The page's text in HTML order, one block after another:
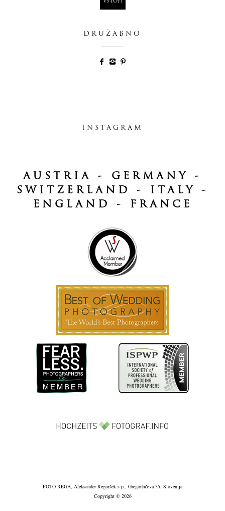
DRUŽABNO
INSTAGRAM
AUSTRIA - GERMANY -
SWITZERLAND - ITALY -
ENGLAND - FRANCE
FOTO REGA, Aleksander Regoršek s.p., Gregorčičeva 35, Slovenija
Copyright © 2026